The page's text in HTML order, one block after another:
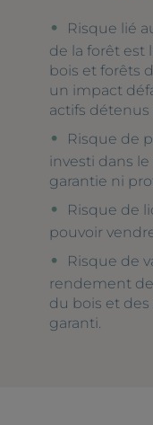
Risque lié
de la forêt est
bois et forêts
un impact
actifs détenus
Risque de
investi dans
garantie ni
Risque de
pouvoir
Risque de
rendement
du bois et des
garanti.